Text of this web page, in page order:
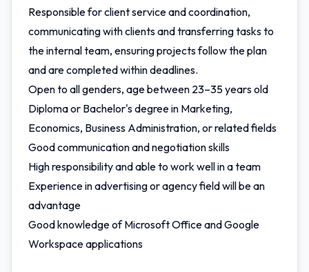
Responsible for client service and coordination,
communicating with clients and transferring tasks to
the internal team, ensuring projects follow the plan
and are completed within deadlines.
Open to all genders, age between 23–35 years old
Diploma or Bachelor's degree in Marketing,
Economics, Business Administration, or related fields
Good communication and negotiation skills
High responsibility and able to work well in a team
Experience in advertising or agency field will be an
advantage
Good knowledge of Microsoft Office and Google
Workspace applications